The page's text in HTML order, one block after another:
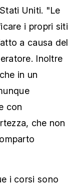
Uniti. "Le
i propri siti
a causa del
Inoltre
in un
con
che non
i corsi sono